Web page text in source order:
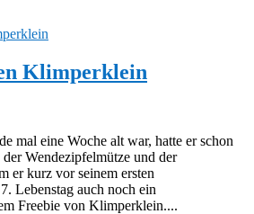
Klimperklein
mal eine Woche alt war, hatte er schon
Wendezipfelmütze und der
er kurz vor seinem ersten
Lebenstag auch noch ein
Freebie von Klimperklein....